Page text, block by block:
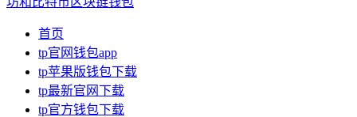
首页
tp官网钱包app
tp苹果版钱包下载
tp最新官网下载
tp官方钱包下载